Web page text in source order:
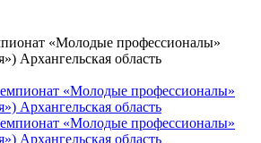
«Молодые профессионалы»
Архангельская область